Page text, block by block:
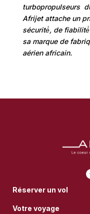
turbopropulseurs
Afrijet attache un
sécurité́, de
sa marque de
aérien africain.
Réserver un vol
Votre voyage